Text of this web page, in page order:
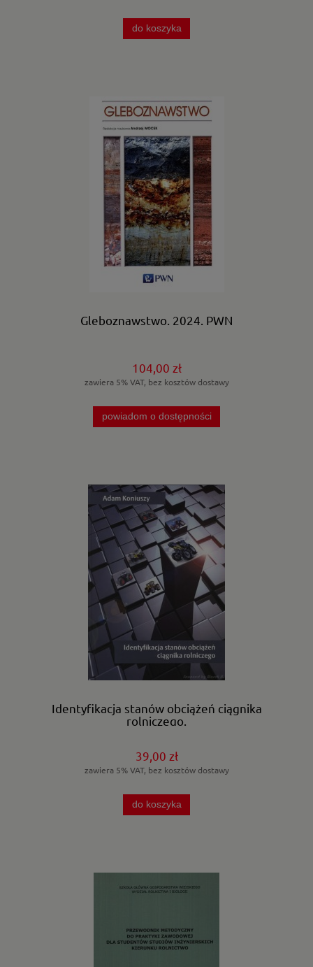
do koszyka
Gleboznawstwo. 2024. PWN
104,00 zł
zawiera 5% VAT, bez kosztów dostawy
powiadom o dostępności
Identyfikacja stanów obciążeń ciągnika
rolniczego.
39,00 zł
zawiera 5% VAT, bez kosztów dostawy
do koszyka